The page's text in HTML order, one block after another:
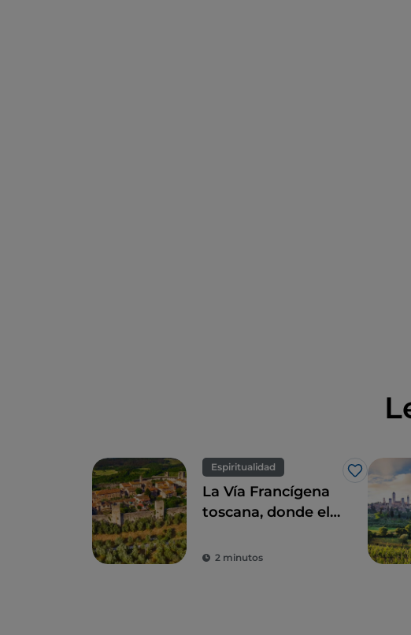
El agua termal, desde el siglo XIX, ha
como una oportunidad de intercambio cultural y
Espiritualidad
Me
La Vía Francígena
toscana, donde el
haberse detenido
2 minutos